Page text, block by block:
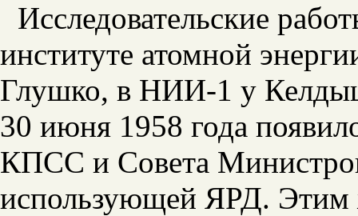
Исследовательские
институте атомной
Глушко, в НИИ-1 у
30 июня 1958 года
КПСС и Совета
использующей ЯРД. Этим